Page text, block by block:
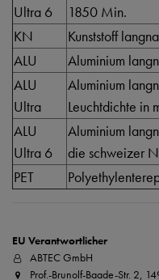
Ultra 6
1850 Min.
KN
Kunststoff
ALU
Aluminium
ALU
Ultra
Aluminium
Leuchtdichte
ALU
Ultra 6
Aluminium
die schweizer
PET
EU Verantwortlicher
ABTEC GmbH
Prof.-Brunolf-Baade-Str. 2,